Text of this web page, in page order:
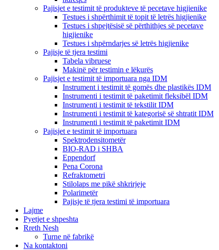
Pajisjet e testimit të produkteve të pecetave higjienike
Testues i shpërthimit të topit të letrës higjienike
Testues i shpejtësisë së përthithjes së pecetave
higjienike
Testues i shpërndarjes së letrës higjienike
Pajisje të tjera testimi
Tabela vibruese
Makinë për testimin e lëkurës
Pajisjet e testimit të importuara nga IDM
Instrument i testimit të gomës dhe plastikës IDM
Instrumenti i testimit të paketimit fleksibël IDM
Instrumenti i testimit të tekstilit IDM
Instrumenti i testimit të kategorisë së shtratit IDM
Instrumenti i testimit të paketimit IDM
Pajisjet e testimit të importuara
Spektrodensitometër
BIO-RAD i SHBA
Eppendorf
Pena Corona
Refraktometri
Stilolaps me pikë shkrirjeje
Polarimetër
Pajisje të tjera testimi të importuara
Lajme
Pyetjet e shpeshta
Rreth Nesh
Turne në fabrikë
Na kontaktoni